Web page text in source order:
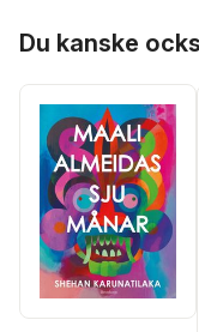
Du kanske